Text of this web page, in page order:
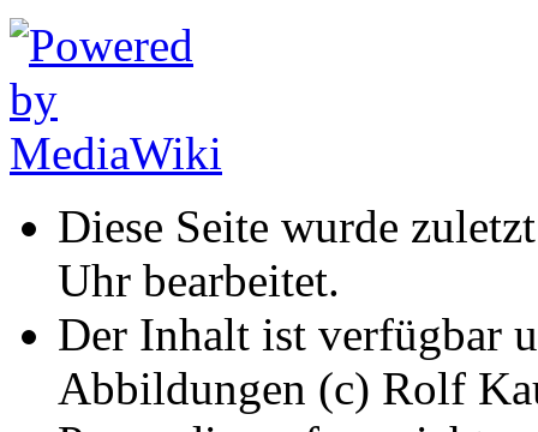
Diese Seite wurde
Uhr bearbeitet.
Der Inhalt ist verfügbar
Abbildungen (c) Rolf